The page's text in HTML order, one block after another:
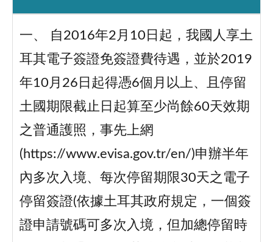
一、 自2016年2月10日起，我國人享土
耳其電子簽證免簽證費待遇，並於2019
年10月26日起得憑6個月以上、且停留
土國期限截止日起算至少尚餘60天效期
之普通護照，事先上網
(https://www.evisa.gov.tr/en/)申辦半年
內多次入境、每次停留期限30天之電子
停留簽證(依據土耳其政府規定，一個簽
證申請號碼可多次入境，但加總停留時